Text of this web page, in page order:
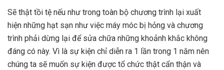
Sẽ thật tồi tệ nếu như trong toàn bộ chương trình lại xuất
hiện những hạt sạn như việc máy móc bị hỏng và chương
trình phải dừng lại để sửa chữa những khoảnh khắc không
đáng có này. Vì là sự kiện chỉ diễn ra 1 lần trong 1 năm nên
chúng ta sẽ muốn sự kiện được tổ chức thật cẩn thận và